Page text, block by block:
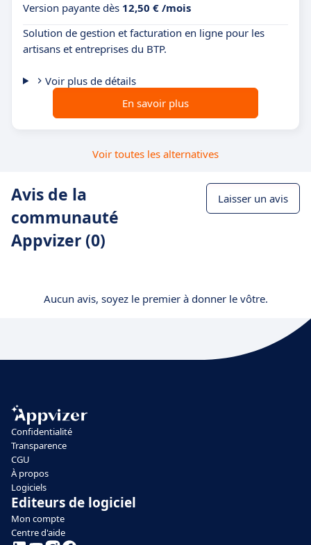
Version payante dès 12,50 € /mois
Solution de gestion et facturation en ligne pour les
artisans et entreprises du BTP.
Voir plus de détails
En savoir plus
Voir toutes les alternatives
Avis de la
communauté
Appvizer (0)
Laisser un avis
Aucun avis, soyez le premier à donner le vôtre.
Confidentialité
Transparence
CGU
À propos
Logiciels
Editeurs de logiciel
Mon compte
Centre d'aide